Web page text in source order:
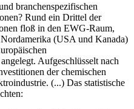
branchenspezifischen
Rund ein Drittel der
floß in den EWG-Raum,
(USA und Kanada)
Aufgeschlüsselt nach
der chemischen
(...) Das statistische